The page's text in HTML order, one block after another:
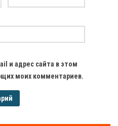
и адрес сайта в этом
моих комментариев.